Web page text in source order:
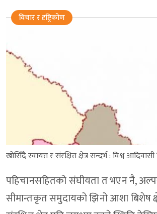
विचार र दृष्ट्रिकोण
खोसिँदै स्वायत्त र संरक्षित क्षेत्र सन्दर्भ : विश्व
पहिचानसहितको संघीयता त भएन नै,
सीमान्तकृत समुदायको झिनो आशा बिशेष